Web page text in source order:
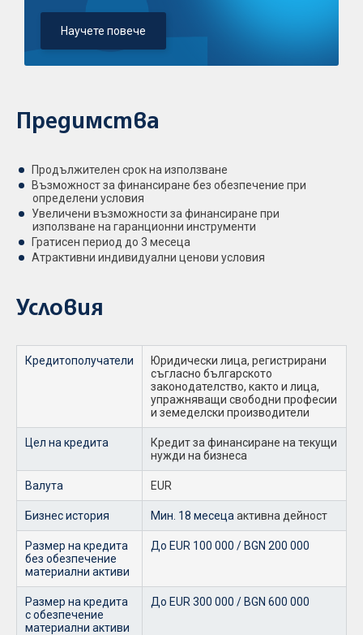
Научете повече
Предимства
Продължителен срок на използване
Възможност за финансиране без обезпечение при
определени условия
Увеличени възможности за финансиране при
използване на гаранционни инструменти
Гратисен период до 3 месеца
Атрактивни индивидуални ценови условия
Условия
Кредитополучатели
Юридически лица, регистрирани
съгласно българското
законодателство, както и лица,
упражняващи свободни професии
и земеделски производители
Цел на кредита
Кредит за финансиране на текущи
нужди на бизнеса
Валута EUR
Бизнес история Мин. 18 месеца активна дейност
Размер на кредита
без обезпечение
материални активи
До EUR 100 000 / BGN 200 000
Размер на кредита
с обезпечение
материални активи
До EUR 300 000 / BGN 600 000